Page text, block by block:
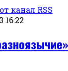
канал RSS
16:22